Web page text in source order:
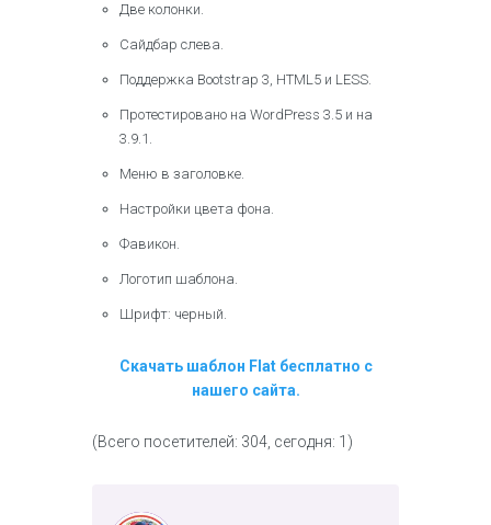
Две колонки.
Сайдбар слева.
Поддержка Bootstrap 3, HTML5 и LESS.
Протестировано на WordPress 3.5 и на
3.9.1.
Меню в заголовке.
Настройки цвета фона.
Фавикон.
Логотип шаблона.
Шрифт: черный.
Скачать шаблон Flat бесплатно с
нашего сайта.
(Всего посетителей: 304, сегодня: 1)